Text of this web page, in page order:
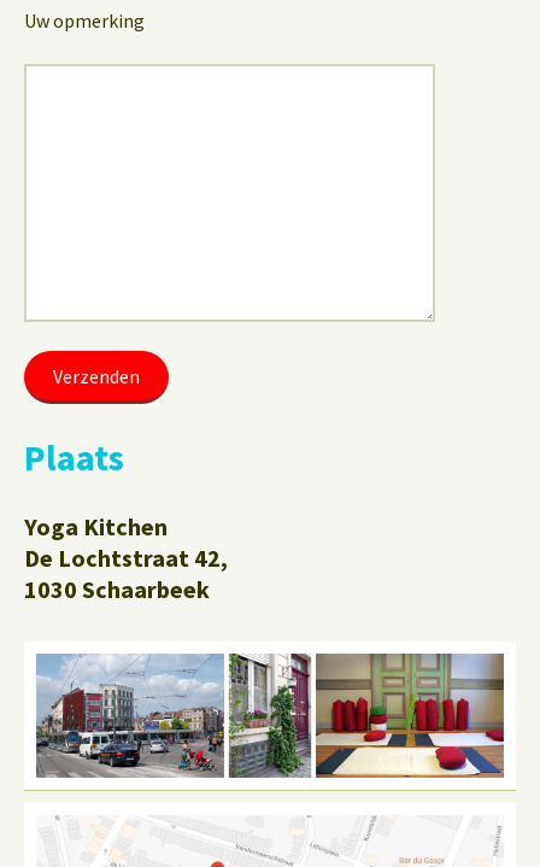
Uw opmerking
Plaats
Yoga Kitchen
De Lochtstraat 42,
1030 Schaarbeek